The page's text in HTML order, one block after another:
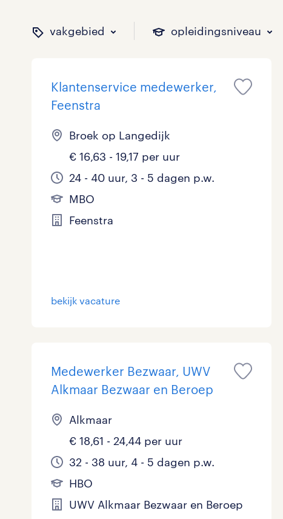
vakgebied opleidingsniveau
binnen welk vakgebied
Administratief 1
Callcenter / Contactcenter
Medisch
Webcare
toon 26 resultaten
op welk niveau zoek je
Basisonderwijs 3
HBO 3
toon 26 resultaten
hoeveel uren per week
0 - 8 uur 1
25 - 32 uur
welk soort dienstverband
Detachering 1
Vast 1
Klantenservice medewerker,
Feenstra
Broek op Langedijk
€ 16,63 - 19,17 per uur
24 - 40 uur, 3 - 5 dagen p.w.
MBO
Feenstra
bekijk vacature
Medewerker Bezwaar, UWV
Alkmaar Bezwaar en Beroep
Alkmaar
€ 18,61 - 24,44 per uur
32 - 38 uur, 4 - 5 dagen p.w.
HBO
UWV Alkmaar Bezwaar en Beroep